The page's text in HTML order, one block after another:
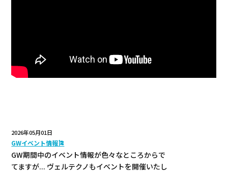
2026年05月01日
GWイベント情報🎏
GW期間中のイベント情報が色々なところからで
てますが... ヴェルテクノもイベントを開催いたし